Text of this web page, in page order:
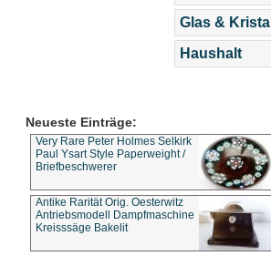
Glas & Kristall
Haushalt
Neueste Einträge:
Very Rare Peter Holmes Selkirk
Paul Ysart Style Paperweight /
Briefbeschwerer
Antike Rarität Orig. Oesterwitz
Antriebsmodell Dampfmaschine
Kreisssäge Bakelit